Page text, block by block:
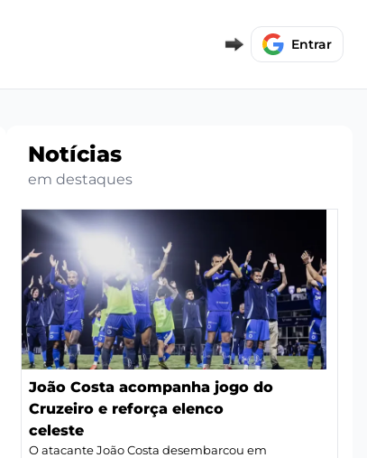
Entrar
Notícias
em destaques
João Costa acompanha jogo do
Cruzeiro e reforça elenco
celeste
O atacante João Costa desembarcou em